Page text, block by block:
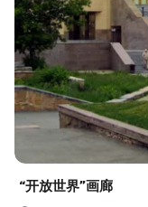
“开放世界”画廊